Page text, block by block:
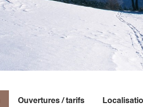
Ouvertures / tarifs